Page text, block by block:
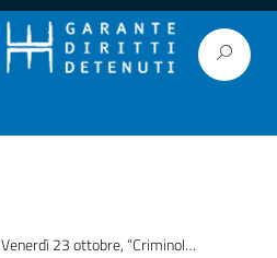
Venerdì 23 ottobre, “Criminologia critica e critica del diritto penale”